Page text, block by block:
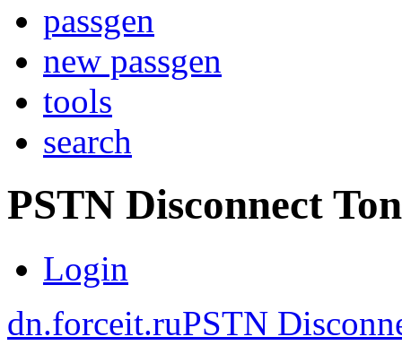
passgen
new passgen
tools
search
PSTN Disconnect
Login
dn.forceit.ruPSTN